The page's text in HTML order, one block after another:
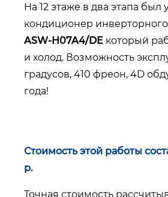
На 12 этаже в два этапа был
кондиционер
ASW-H07A4/DE который
и холод. Возможность
градусов, 410 фреон, 4D
года!
Стоимость этой работы
р.
Точная стоимость